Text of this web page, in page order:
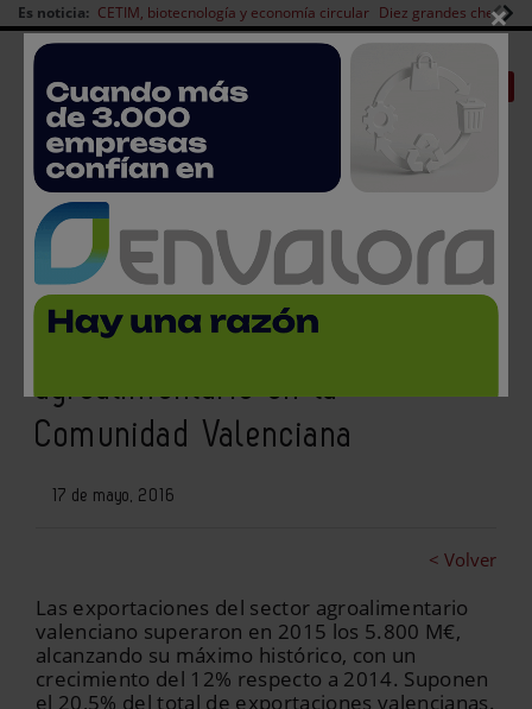
Es noticia: CETIM, biotecnología y economía circular Diez grandes chefs
Redes Sociales
Es noticia
| CANAL EMPLEO Login empresas Registro
Fedacova y Ainia reflexionan
sobre el futuro del sector
agroalimentario en la
Comunidad Valenciana
17 de mayo, 2016
< Volver
Las exportaciones del sector agroalimentario
valenciano superaron en 2015 los 5.800 M€,
alcanzando su máximo histórico, con un
crecimiento del 12% respecto a 2014. Suponen
el 20,5% del total de exportaciones valencianas.
×